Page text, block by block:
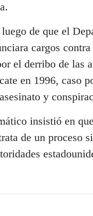
de que el
cargos
el derribo de las
en 1996, caso
y
insistió en
de un proceso